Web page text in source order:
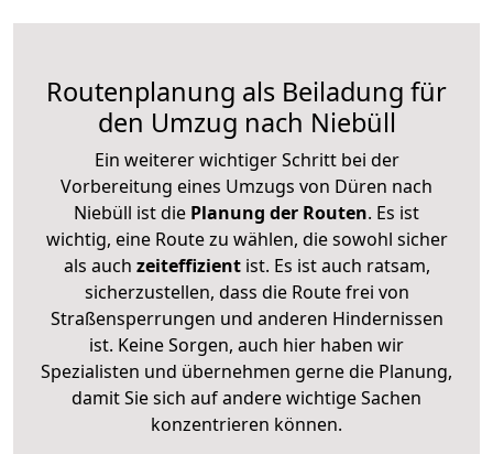
Routenplanung als Beiladung für
den Umzug nach Niebüll
Ein weiterer wichtiger Schritt bei der
Vorbereitung eines Umzugs von Düren nach
Niebüll ist die Planung der Routen. Es ist
wichtig, eine Route zu wählen, die sowohl sicher
als auch zeiteffizientist. Es ist auch ratsam,
sicherzustellen, dass die Route frei von
Straßensperrungen und anderen Hindernissen
ist. Keine Sorgen, auch hier haben wir
Spezialisten und übernehmen gerne die Planung,
damit Sie sich auf andere wichtige Sachen
konzentrieren können.